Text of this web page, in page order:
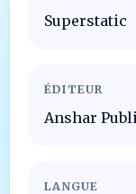
Superstatic
ÉDITEUR
Anshar
LANGUE